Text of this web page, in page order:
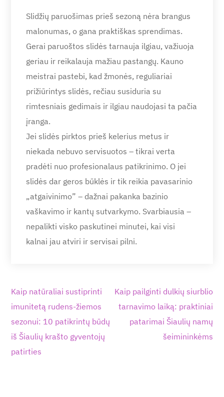
Slidžių paruošimas prieš sezoną nėra brangus
malonumas, o gana praktiškas sprendimas.
Gerai paruoštos slidės tarnauja ilgiau, važiuoja
geriau ir reikalauja mažiau pastangų. Kauno
meistrai pastebi, kad žmonės, reguliariai
prižiūrintys slidės, rečiau susiduria su
rimtesniais gedimais ir ilgiau naudojasi ta pačia
įranga.
Jei slidės pirktos prieš kelerius metus ir
niekada nebuvo servisuotos – tikrai verta
pradėti nuo profesionalaus patikrinimo. O jei
slidės dar geros būklės ir tik reikia pavasarinio
„atgaivinimo” – dažnai pakanka bazinio
vaškavimo ir kantų sutvarkymo. Svarbiausia –
nepalikti visko paskutinei minutei, kai visi
kalnai jau atviri ir servisai pilni.
Navigacija
tarp
įrašų
Kaip natūraliai sustiprinti
imunitetą rudens-žiemos
sezonui: 10 patikrintų būdų
iš Šiaulių krašto gyventojų
patirties
Kaip pailginti dulkių siurblio
tarnavimo laiką: praktiniai
patarimai Šiaulių namų
šeimininkėms